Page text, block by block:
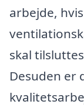
arbejde,
skal
Desuden er